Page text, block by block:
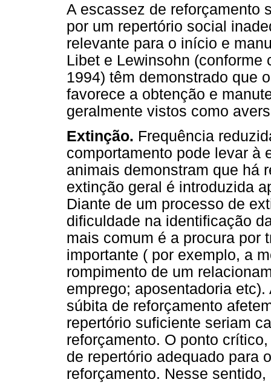
A escassez de reforçamento
por um repertório social
relevante para o início e
Libet e Lewinsohn (conforme
1994) têm demonstrado que
favorece a obtenção e
geralmente vistos como
Extinção. Frequência
comportamento pode levar à
animais demonstram que há
extinção geral é introduzida
Diante de um processo de
dificuldade na identificação
mais comum é a procura por
importante ( por exemplo, a
rompimento de um
emprego; aposentadoria
súbita de reforçamento
repertório suficiente seriam
reforçamento. O ponto
de repertório adequado para
reforçamento. Nesse